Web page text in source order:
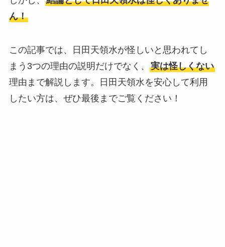
ん！
この記事では、日田天領水が怪しいと思われてし
まう3つの理由の説明だけでなく、 実は怪しくない
理由まで解説します。日田天領水を安心して利用
したい方は、ぜひ最後までご覧ください！